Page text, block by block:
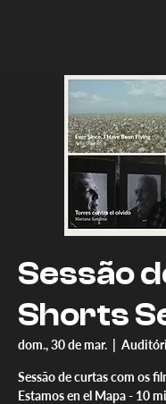
Sessão
Shorts
dom., 30 de mar.
Sessão de curtas com os
Estamos en el Mapa - 10